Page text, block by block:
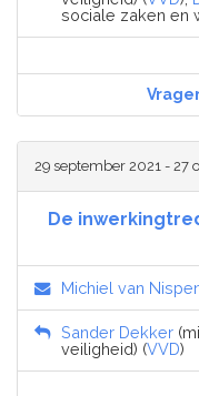
sociale zaken en
29 september 2021 - 27
De
Michiel van
Sander Dekker
veiligheid) (VVD)